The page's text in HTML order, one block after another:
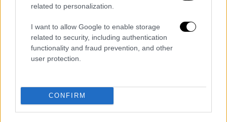
related to personalization.
I want to allow Google to enable storage
related to security, including authentication
functionality and fraud prevention, and other
user protection.
CONFIRM
διαγράφονται